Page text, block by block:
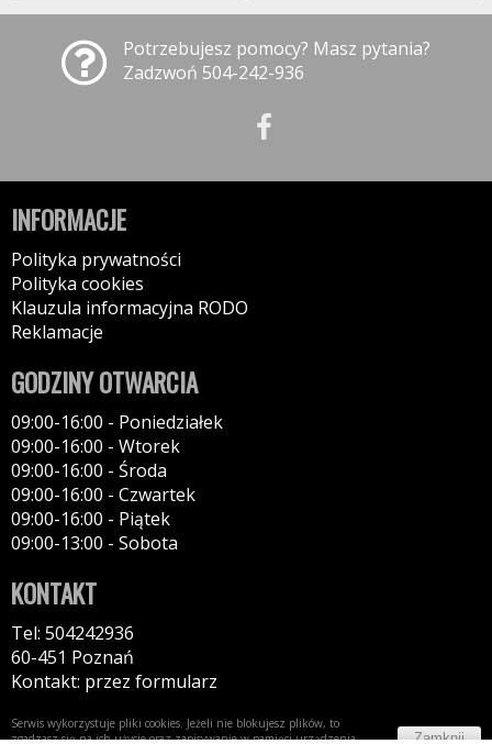
Potrzebujesz pomocy? Masz pytania?
Zadzwoń 504-242-936
INFORMACJE
Polityka prywatności
Polityka cookies
Klauzula informacyjna RODO
Reklamacje
GODZINY OTWARCIA
09:00-16:00 - Poniedziałek
09:00-16:00 - Wtorek
09:00-16:00 - Środa
09:00-16:00 - Czwartek
09:00-16:00 - Piątek
09:00-13:00 - Sobota
KONTAKT
Tel: 504242936
60-451 Poznań
Kontakt: przez formularz
Serwis wykorzystuje pliki cookies. Jeżeli nie blokujesz plików, to
zgadzasz się na ich użycie oraz zapisywanie w pamięci urządzenia.
Zamknij